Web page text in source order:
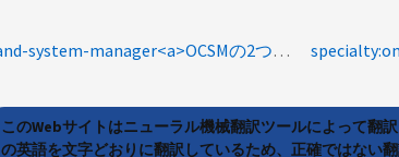
product-categories:oncommand-system-manager<a>OCSMの2つの機能</a>
このWebサイトはニューラル機械翻訳ツールによって翻
の英語を文字どおりに翻訳しているため、正確ではない